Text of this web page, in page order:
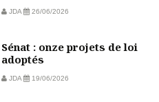
JDA 26/06/2026
Sénat : onze projets de loi
adoptés
JDA 19/06/2026